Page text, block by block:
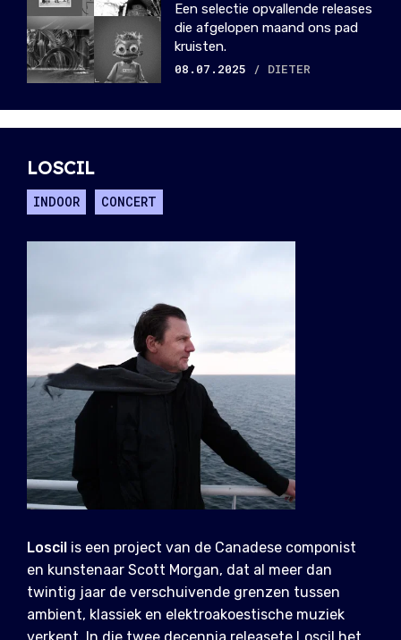
Een selectie opvallende releases
die afgelopen maand ons pad
kruisten.
08.07.2025
/ DIETER
LOSCIL
INDOOR CONCERT
Loscil is een project van de Canadese componist
en kunstenaar Scott Morgan, dat al meer dan
twintig jaar de verschuivende grenzen tussen
ambient, klassiek en elektroakoestische muziek